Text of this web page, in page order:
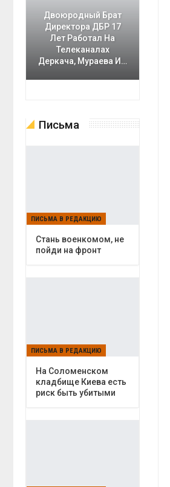
Двоюродный Брат
Директора ДБР 17
Лет Работал На
Телеканалах
Деркача, Мураева И…
Письма
ПИСЬМА В РЕДАКЦИЮ
Cтань военкомом, не
пойди на фронт
ПИСЬМА В РЕДАКЦИЮ
На Соломенском
кладбище Киева есть
риск быть убитыми